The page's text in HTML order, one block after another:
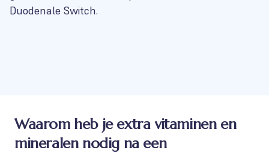
Duodenale Switch.
Waarom heb je extra vitaminen en
mineralen nodig na een